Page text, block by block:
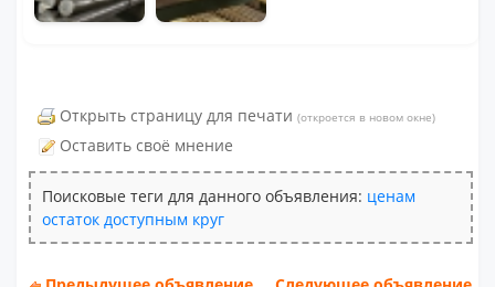
Открыть страницу для печати (откроется в новом окне)
Оставить своё мнение
Поисковые теги для данного объявления: ценам
остаток доступным круг